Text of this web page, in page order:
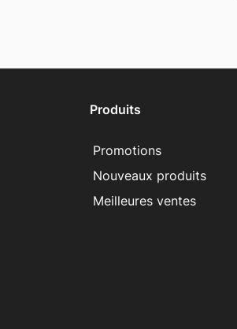
Produits
Promotions
Nouveaux produits
Meilleures ventes